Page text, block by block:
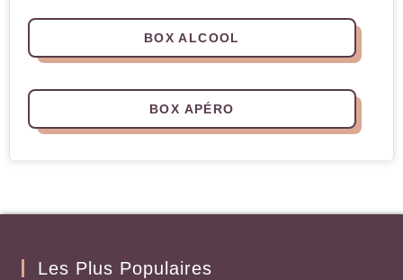
BOX ALCOOL
BOX APÉRO
Les Plus Populaires